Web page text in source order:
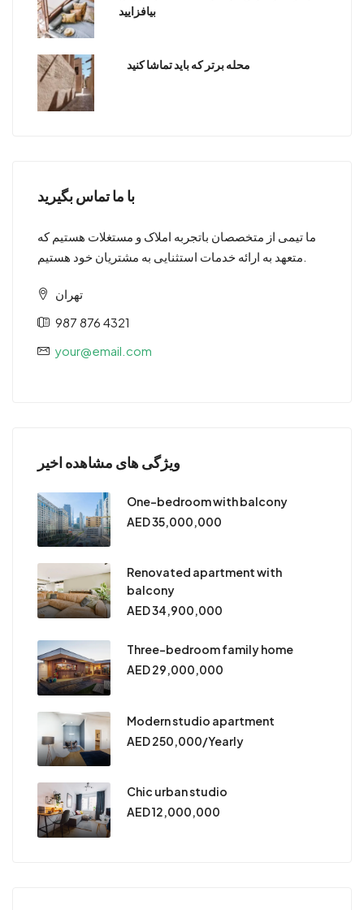
بیافزایید
محله برتر که باید تماشا کنید
با ما تماس بگیرید
ما تیمی از متخصصان باتجربه املاک و مستغلات هستیم که
تهران
987 876 4321
your@email.com
ویژگی های مشاهده اخیر
One-bedroom with balcony
AED 35,000,000
Renovated apartment with
balcony
AED 34,900,000
Three-bedroom family home
AED 29,000,000
Modern studio apartment
AED 250,000/Yearly
Chic urban studio
AED 12,000,000